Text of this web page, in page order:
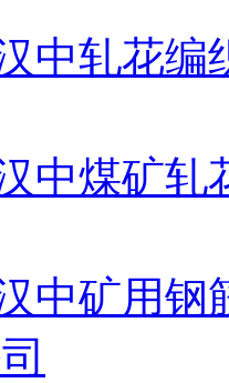
中轧花编
中煤矿轧
中矿用钢